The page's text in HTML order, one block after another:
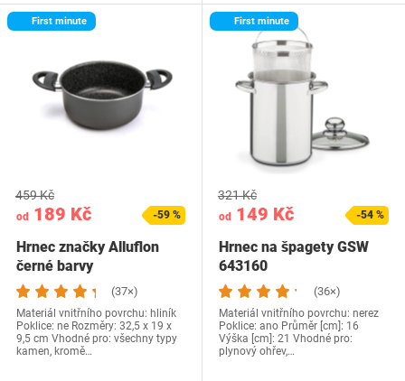
First minute
od 189 Kč
459 Kč
-59 %
Hrnec značky Alluflon
černé barvy
(37×)
Materiál vnitřního povrchu: hliník
Poklice: ne Rozměry: 32,5 x 19 x
9,5 cm Vhodné pro: všechny typy
kamen, kromě…
First minute
od 149 Kč
321 Kč
-54 %
Hrnec na špagety GSW
643160
(36×)
Materiál vnitřního povrchu: nerez
Poklice: ano Průměr [cm]: 16
Výška [cm]: 21 Vhodné pro:
plynový ohřev,…